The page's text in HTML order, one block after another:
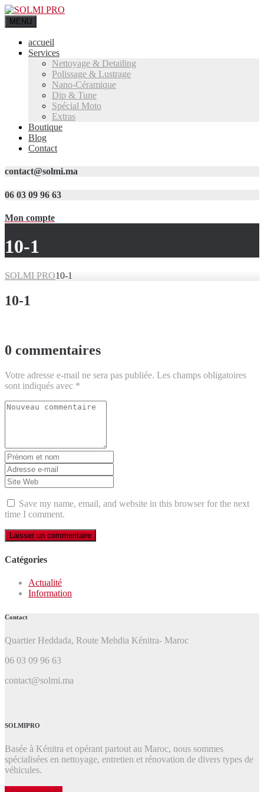
MENU
accueil
Services
Nettoyage & Detailing
Polissage & Lustrage
Nano-Céramique
Dip & Tune
Spécial Moto
Extras
Boutique
Blog
Contact
contact@solmi.ma
06 03 09 96 63
Mon compte
10-1
SOLMI PRO10-1
10-1
0 commentaires
Votre adresse e-mail ne sera pas publiée. Les champs obligatoires
sont indiqués avec *
Votre
Prénom
et
nom*
Adresse
e-
mail
*
Site
Web
Save my name, email, and website in this browser for the next
time I comment.
Catégories
Actualité
Information
Contact
Quartier Heddada, Route Mehdia Kénitra- Maroc
06 03 09 96 63
contact@solmi.ma
SOLMIPRO
Basée à Kénitra et opérant partout au Maroc, nous sommes
spécialisées en nettoyage, entretien et rénovation de divers types de
véhicules.